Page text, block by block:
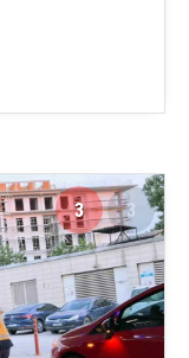
3 3